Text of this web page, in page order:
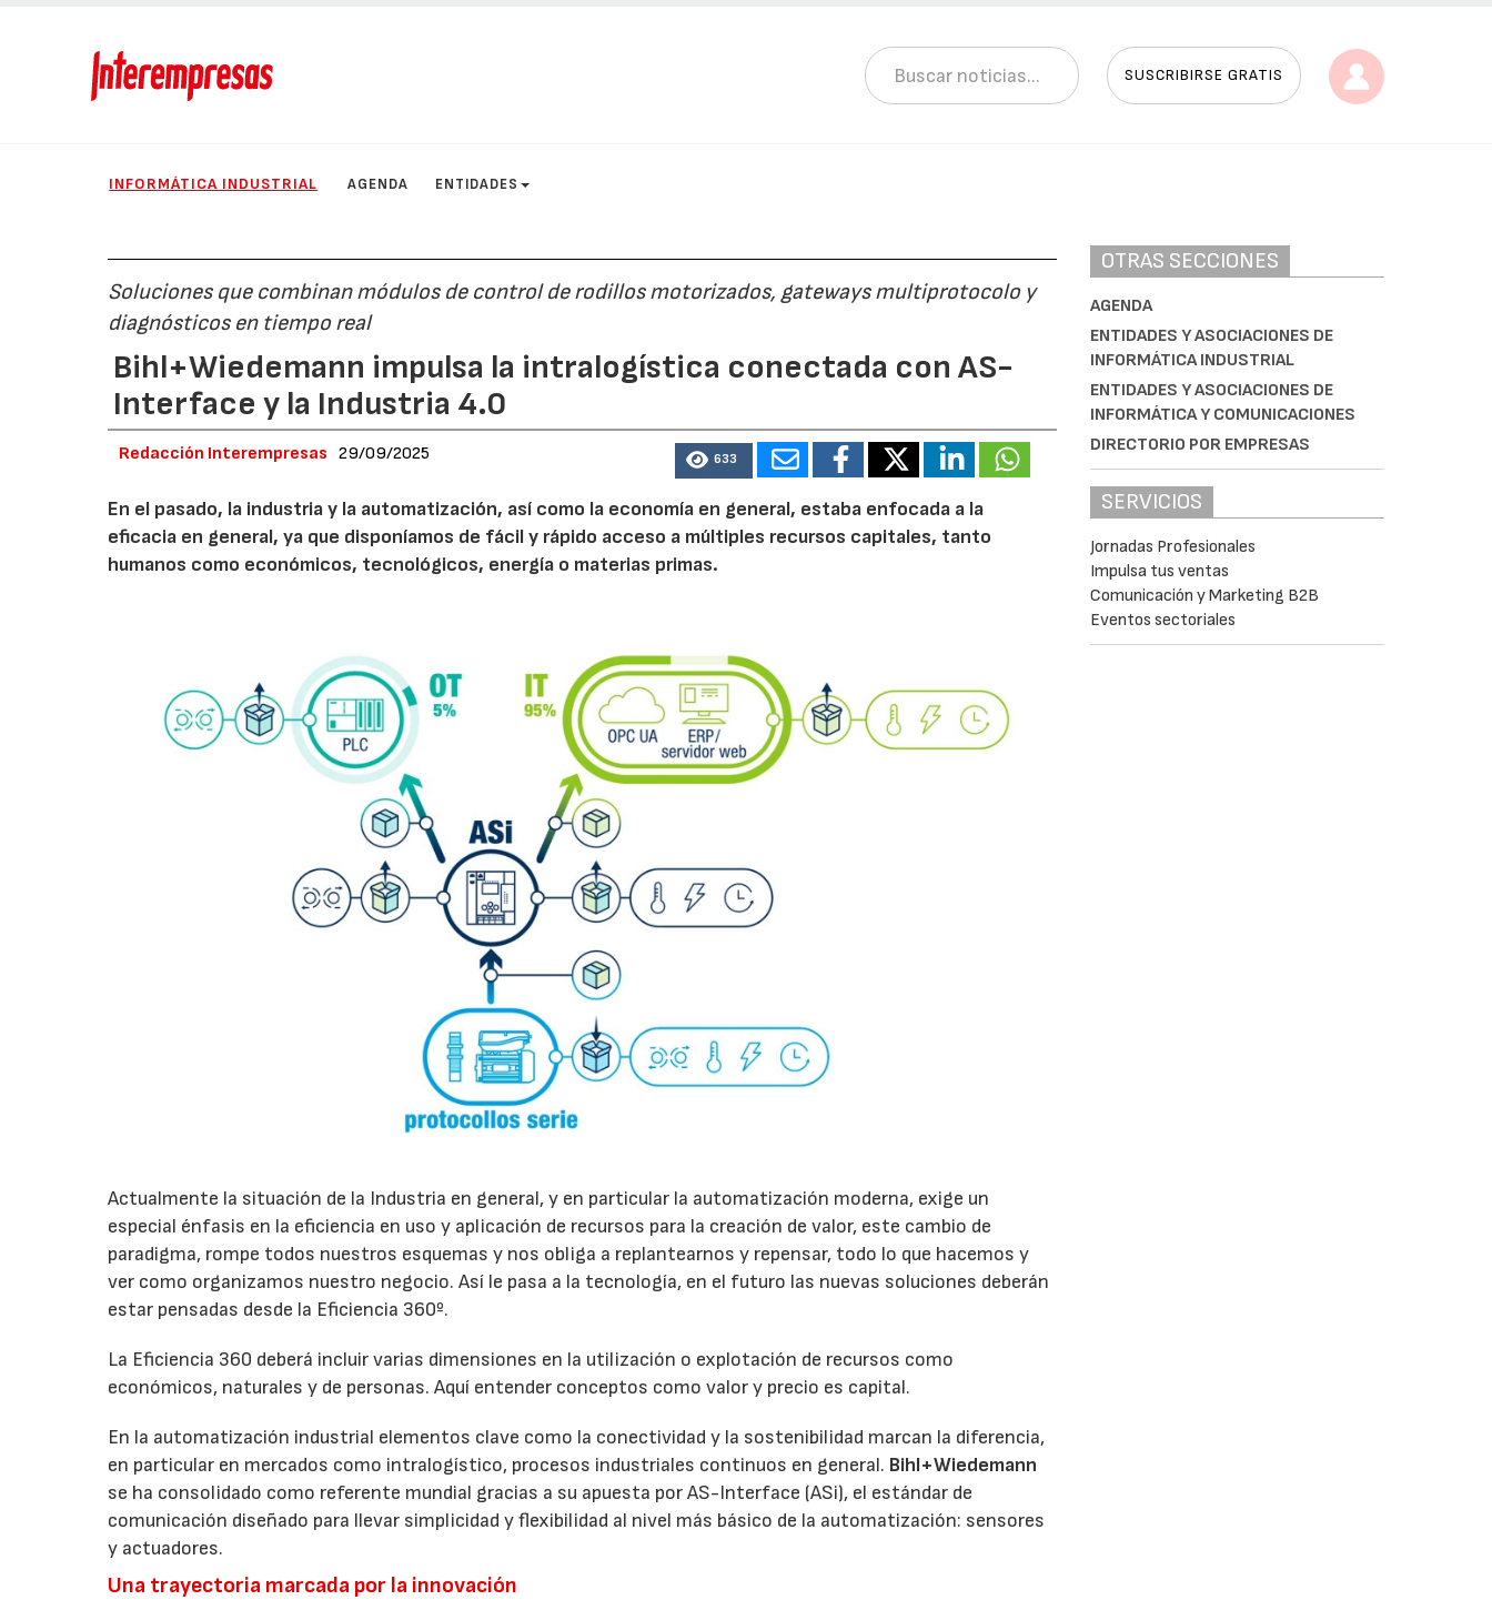
SUSCRIBIRSE GRATIS
INFORMÁTICA INDUSTRIAL AGENDA ENTIDADES
Soluciones que combinan módulos de control de rodillos motorizados, gateways multiprotocolo y
diagnósticos en tiempo real
Bihl+Wiedemann impulsa la intralogística conectada con AS-
Interface y la Industria 4.0
Redacción Interempresas 29/09/2025 633
En el pasado, la industria y la automatización, así como la economía en general, estaba enfocada a la
eficacia en general, ya que disponíamos de fácil y rápido acceso a múltiples recursos capitales, tanto
humanos como económicos, tecnológicos, energía o materias primas.
Actualmente la situación de la Industria en general, y en particular la automatización moderna, exige un
especial énfasis en la eficiencia en uso y aplicación de recursos para la creación de valor, este cambio de
paradigma, rompe todos nuestros esquemas y nos obliga a replantearnos y repensar, todo lo que hacemos y
ver como organizamos nuestro negocio. Así le pasa a la tecnología, en el futuro las nuevas soluciones deberán
estar pensadas desde la Eficiencia 360º.
La Eficiencia 360 deberá incluir varias dimensiones en la utilización o explotación de recursos como
económicos, naturales y de personas. Aquí entender conceptos como valor y precio es capital.
En la automatización industrial elementos clave como la conectividad y la sostenibilidad marcan la diferencia,
en particular en mercados como intralogístico, procesos industriales continuos en general. Bihl+Wiedemann
se ha consolidado como referente mundial gracias a su apuesta por AS-Interface (ASi), el estándar de
comunicación diseñado para llevar simplicidad y flexibilidad al nivel más básico de la automatización: sensores
y actuadores.
Una trayectoria marcada por la innovación
OTRAS SECCIONES
AGENDA
ENTIDADES Y ASOCIACIONES DE
INFORMÁTICA INDUSTRIAL
ENTIDADES Y ASOCIACIONES DE
INFORMÁTICA Y COMUNICACIONES
DIRECTORIO POR EMPRESAS
SERVICIOS
Jornadas Profesionales
Impulsa tus ventas
Comunicación y Marketing B2B
Eventos sectoriales